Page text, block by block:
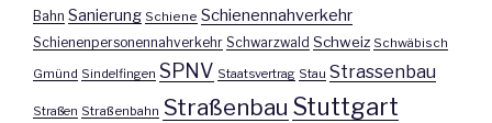
Bahn Sanierung Schiene Schienennahverkehr
Schienenpersonennahverkehr Schwarzwald Schweiz Schwäbisch
Gmünd Sindelfingen SPNV Staatsvertrag Stau Strassenbau
Straßen Straßenbahn Straßenbau Stuttgart